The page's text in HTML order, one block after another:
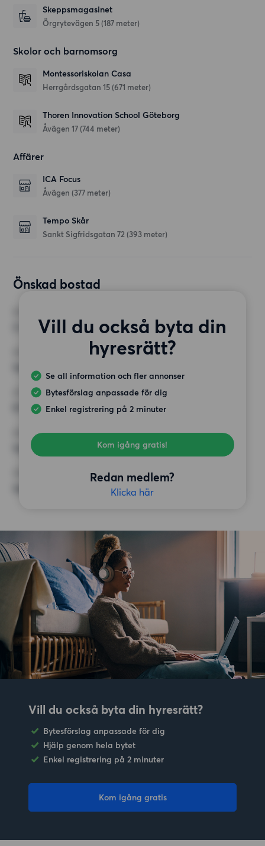
Skeppsmagasinet
Örgrytevägen 5 (187 meter)
Skolor och barnomsorg
Montessoriskolan Casa
Herrgårdsgatan 15 (671 meter)
Thoren Innovation School Göteborg
Åvägen 17 (744 meter)
Affärer
ICA Focus
Åvägen (377 meter)
Tempo Skår
Sankt Sigfridsgatan 72 (393 meter)
Önskad bostad
Vill du också byta din
hyresrätt?
Se all information och fler annonser
Bytesförslag anpassade för dig
Enkel registrering på 2 minuter
Kom igång gratis!
Redan medlem?
Klicka här
MINST ANTAL KVADRATMETER
HÖGSTA HYRA
8 500 kr
Inga speciella krav
ÖVRIGA PREFERENSER
Inga speciella preferenser
Vill du också byta din hyresrätt?
Bytesförslag anpassade för dig
Hjälp genom hela bytet
Enkel registrering på 2 minuter
Kom igång gratis